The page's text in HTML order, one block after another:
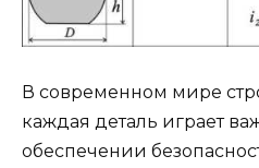
В современном мире
каждая деталь играет
обеспечении